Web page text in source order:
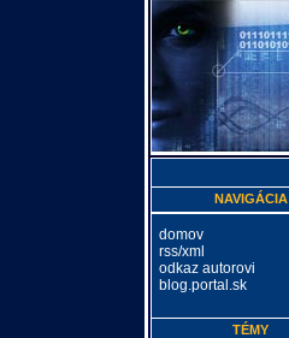
NAVIGÁCIA
domov
rss/xml
odkaz autorovi
blog.portal.sk
TÉMY